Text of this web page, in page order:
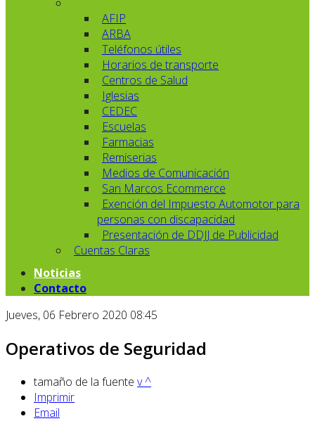
AFIP
ARBA
Teléfonos útiles
Horarios de transporte
Centros de Salud
Iglesias
CEDEC
Escuelas
Farmacias
Remiserias
Medios de Comunicación
San Marcos Ecommerce
Exención del Impuesto Automotor para
personas con discapacidad
Presentación de DDJJ de Publicidad
Cuentas Claras
Noticias
Contacto
Jueves, 06 Febrero 2020 08:45
Operativos de Seguridad
tamaño de la fuente v^
Imprimir
Email